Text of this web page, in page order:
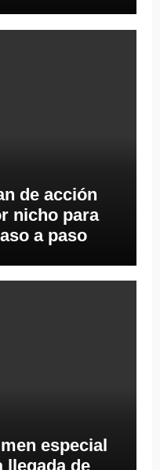
de acción
nicho para
a paso
especial
de